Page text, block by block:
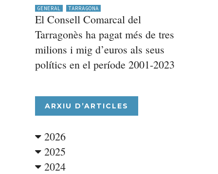
GENERAL TARRAGONA
El Consell Comarcal del
Tarragonès ha pagat més de tres
milions i mig d’euros als seus
polítics en el període 2001-2023
ARXIU D’ARTICLES
2026
2025
2024